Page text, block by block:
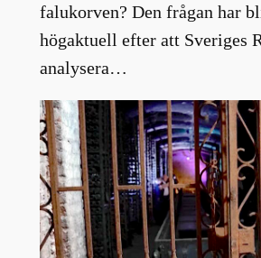
falukorven? Den frågan har
högaktuell efter att Sveriges
analysera…